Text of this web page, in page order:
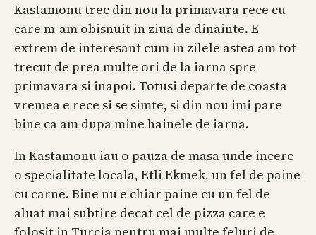
Kastamonu trec din nou la primavara rece cu
care m-am obisnuit in ziua de dinainte. E
extrem de interesant cum in zilele astea am tot
trecut de prea multe ori de la iarna spre
primavara si inapoi. Totusi departe de coasta
vremea e rece si se simte, si din nou imi pare
bine ca am dupa mine hainele de iarna.
In Kastamonu iau o pauza de masa unde incerc
o specialitate locala, Etli Ekmek, un fel de paine
cu carne. Bine nu e chiar paine cu un fel de
aluat mai subtire decat cel de pizza care e